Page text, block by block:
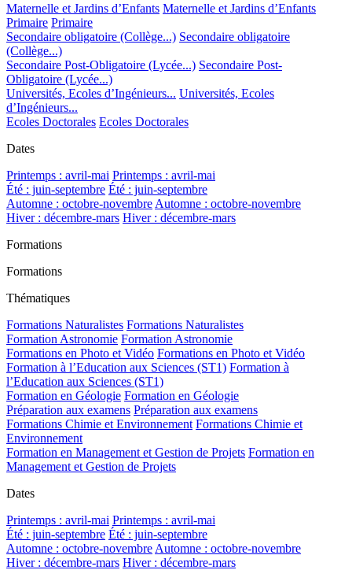
Maternelle et Jardins d’Enfants Maternelle et Jardins d’Enfants
Primaire Primaire
Secondaire obligatoire (Collège...) Secondaire obligatoire
(Collège...)
Secondaire Post-Obligatoire (Lycée...) Secondaire Post-
Obligatoire (Lycée...)
Universités, Ecoles d’Ingénieurs... Universités, Ecoles
d’Ingénieurs...
Ecoles Doctorales Ecoles Doctorales
Dates
Printemps : avril-mai Printemps : avril-mai
Été : juin-septembre Été : juin-septembre
Automne : octobre-novembre Automne : octobre-novembre
Hiver : décembre-mars Hiver : décembre-mars
Formations
Formations
Thématiques
Formations Naturalistes Formations Naturalistes
Formation Astronomie Formation Astronomie
Formations en Photo et Vidéo Formations en Photo et Vidéo
Formation à l’Education aux Sciences (ST1) Formation à
l’Education aux Sciences (ST1)
Formation en Géologie Formation en Géologie
Préparation aux examens Préparation aux examens
Formations Chimie et Environnement Formations Chimie et
Environnement
Formation en Management et Gestion de Projets Formation en
Management et Gestion de Projets
Dates
Printemps : avril-mai Printemps : avril-mai
Été : juin-septembre Été : juin-septembre
Automne : octobre-novembre Automne : octobre-novembre
Hiver : décembre-mars Hiver : décembre-mars